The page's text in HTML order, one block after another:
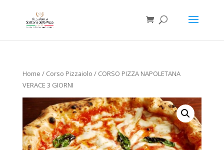
Home / Corso Pizzaiolo / CORSO PIZZA NAPOLETANA
VERACE 3 GIORNI